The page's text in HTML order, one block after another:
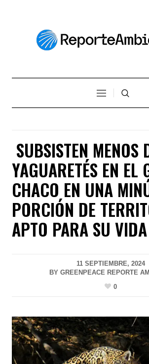
SUBSISTEN MENOS
YAGUARETÉS EN EL
CHACO EN UNA
PORCIÓN DE
APTO PARA SU VIDA
11 SEPTIEMBRE, 2024
BY GREENPEACE REPORTE
0